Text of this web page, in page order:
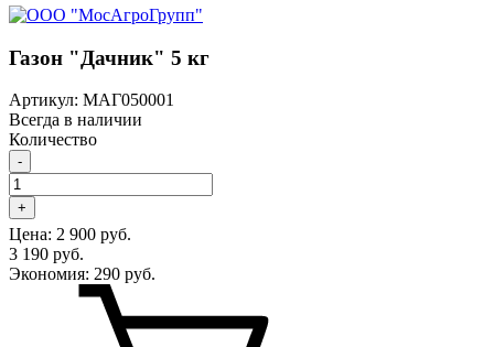
Газон "Дачник" 5 кг
Артикул: МАГ050001
Всегда в наличии
Количество
-
+
Цена: 2 900 руб.
3 190 руб.
Экономия: 290 руб.